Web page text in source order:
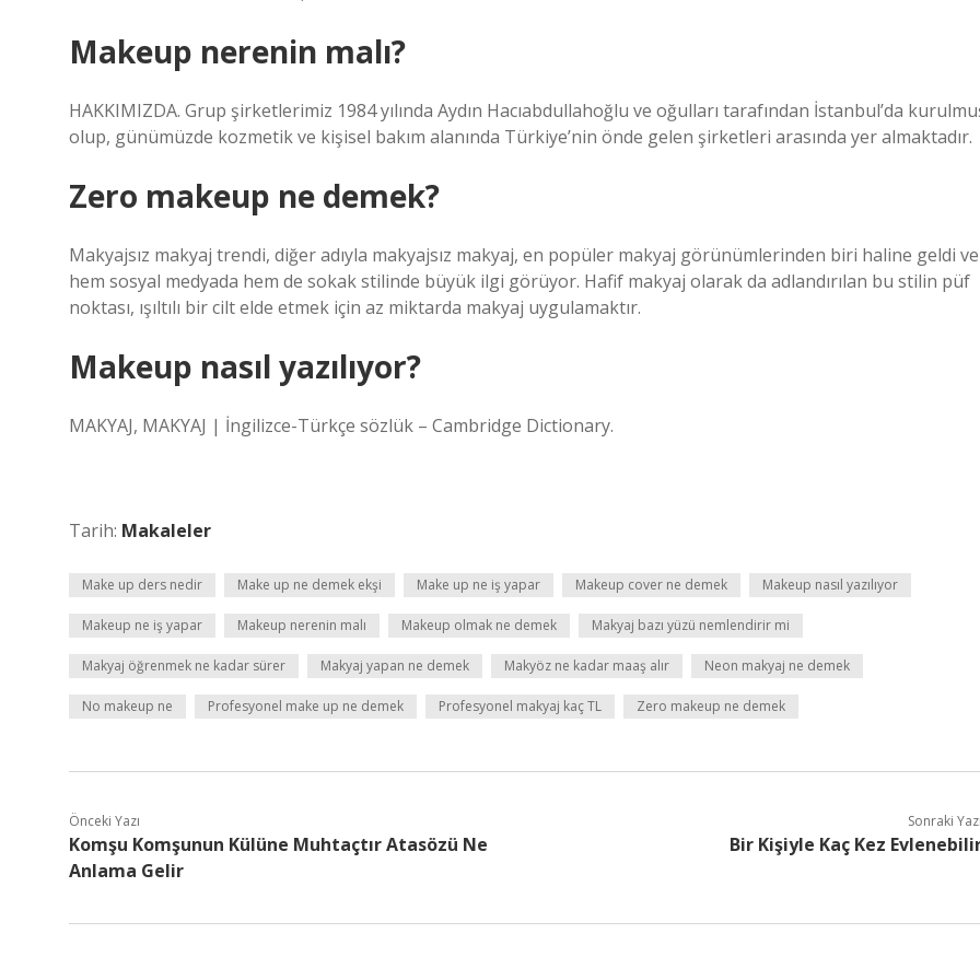
Makeup nerenin malı?
HAKKIMIZDA. Grup şirketlerimiz 1984 yılında Aydın Hacıabdullahoğlu ve oğulları tarafından İstanbul’da
olup, günümüzde kozmetik ve kişisel bakım alanında Türkiye’nin önde gelen şirketleri arasında yer almaktadır.
Zero makeup ne demek?
Makyajsız makyaj trendi, diğer adıyla makyajsız makyaj, en popüler makyaj görünümlerinden biri haline geldi ve
hem sosyal medyada hem de sokak stilinde büyük ilgi görüyor. Hafif makyaj olarak da adlandırılan bu stilin püf
noktası, ışıltılı bir cilt elde etmek için az miktarda makyaj uygulamaktır.
Makeup nasıl yazılıyor?
MAKYAJ, MAKYAJ | İngilizce-Türkçe sözlük – Cambridge Dictionary.
Tarih: Makaleler
Make up ders nedir Make up ne demek ekşi Make up ne iş yapar Makeup cover ne demek Makeup nasıl yazılıyor
Makeup ne iş yapar Makeup nerenin malı Makeup olmak ne demek Makyaj bazı yüzü nemlendirir mi
Makyaj öğrenmek ne kadar sürer Makyaj yapan ne demek Makyöz ne kadar maaş alır Neon makyaj ne demek
No makeup ne Profesyonel make up ne demek Profesyonel makyaj kaç TL Zero makeup ne demek
Önceki Yazı
Komşu Komşunun Külüne Muhtaçtır Atasözü Ne
Anlama Gelir
Sonraki
Bir Kişiyle Kaç Kez